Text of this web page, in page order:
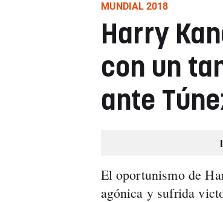
MUNDIAL 2018
Harry
con un
ante
El oportunismo de
agónica y sufrida